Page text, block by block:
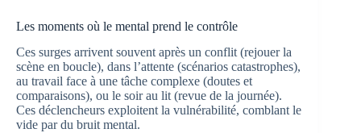
Les moments où le mental prend le contrôle
Ces surges arrivent souvent après un conflit (rejouer la
scène en boucle), dans l’attente (scénarios catastrophes),
au travail face à une tâche complexe (doutes et
comparaisons), ou le soir au lit (revue de la journée).
Ces déclencheurs exploitent la vulnérabilité, comblant le
vide par du bruit mental.